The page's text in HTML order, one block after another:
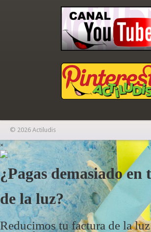
© 2026 Actiludis
×
¿Pagas demasiado
de la luz?
Reducimos tu factura de la